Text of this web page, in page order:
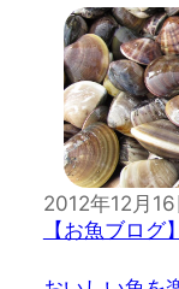
2012年12月16
【お魚ブロ